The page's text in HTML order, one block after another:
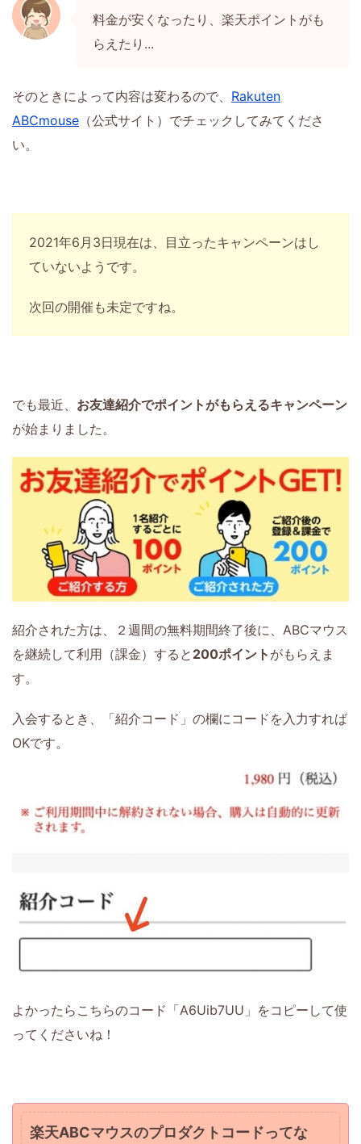
料金が安くなったり、楽天ポイントがも
らえたり...
そのときによって内容は変わるので、 Rakuten
ABCmouse （公式サイト）でチェックしてみてくださ
い。
2021年6月3日現在は、目立ったキャンペーンはし
ていないようです。
次回の開催も未定ですね。
でも最近、 お友達紹介でポイントがもらえるキャンペーン
が始まりました。
紹介された方は、２週間の無料期間終了後に、ABCマウス
を継続して利用（課金）すると 200ポイント がもらえま
す。
入会するとき、「紹介コード」の欄にコードを入力すれば
OKです。
よかったらこちらのコード「A6Uib7UU」をコピーして使
ってくださいね！
楽天ABCマウスのプロダクトコードってな